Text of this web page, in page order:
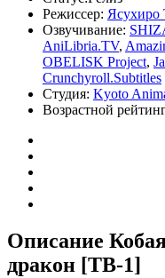
Режиссер: Ясухиро
Озвучивание:
AniLibria.TV,
OBELISK Project,
Crunchyroll.Subtitles
Студия: Kyoto
Возрастной
Описание
дракон [ТВ-1]